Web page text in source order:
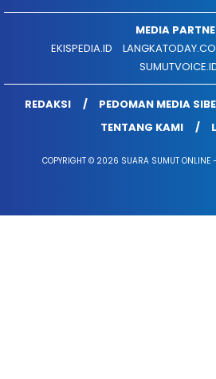
MEDIA
EKISPEDIA.ID
REDAKSI PEDOMAN MEDIA
TENTANG KAMI
COPYRIGHT © 2026 SUARA SUMUT ONLINE -